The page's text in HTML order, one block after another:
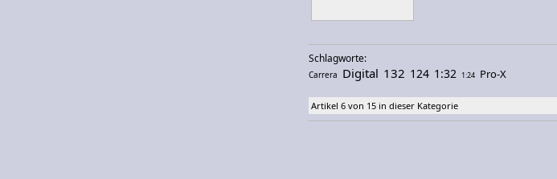
Schlagworte:
Carrera Digital 132 124 1:32 1:24 Pro-X
Artikel 6 von 15 in dieser Kategorie